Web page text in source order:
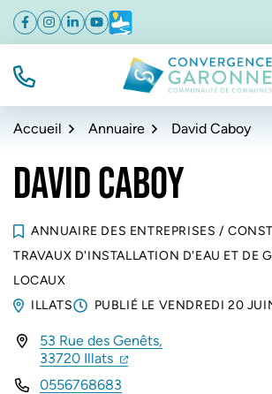
Aller
navigation
Aller
au
Aller
au
de
Facebook
(ouverture dans un nouvel onglet)
Instagram
(ouverture dans un nouvel onglet)
Linkedin
(ouverture dans un nouvel onglet)
YouTube
(ouverture dans un nouvel
Météo
(ouverture dans un nouvel
TÉL.
Accueil Annuaire David Caboy
DAVID CABOY
ANNUAIRE DES ENTREPRISES /
TRAVAUX D'INSTALLATION D'EAU ET DE
LOCAUX
ILLATS
PUBLIÉ LE VENDREDI 20
INFOS UTILES
53 Rue des Genêts,
33720 Illats (ouverture dans un
(ouverture dans un
0556768683